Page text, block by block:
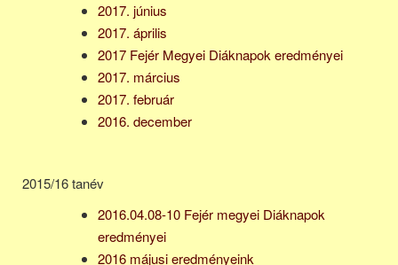
2017. június
2017. április
2017 Fejér Megyei Diáknapok eredményei
2017. március
2017. február
2016. december
2015/16 tanév
2016.04.08-10 Fejér megyei Diáknapok
eredményei
2016 májusi eredményeink